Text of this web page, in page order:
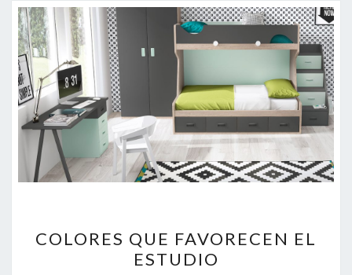
QUE
FAVORECEN
COLORES QUE FAVORECEN EL
ESTUDIO